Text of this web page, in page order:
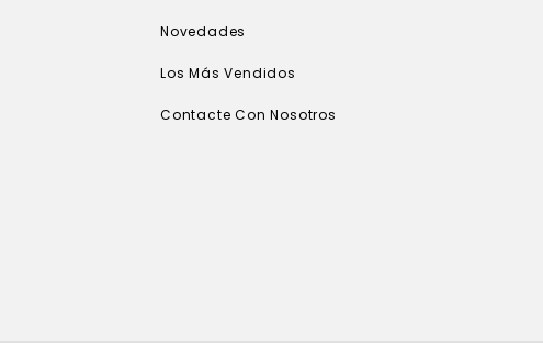
Novedades
Los Más Vendidos
Contacte Con Nosotros